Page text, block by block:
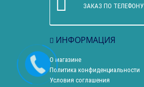
ЗАКАЗ ПО ТЕЛЕФОНУ
ИНФОРМАЦИЯ
О магазине
Политика конфиденциальности
Условия соглашения